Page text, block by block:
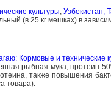
культуры, Узбекистан,
(в 25 кг мешках) в
Кормовые и технические
рыбная мука, протеин
также повышения
товара).